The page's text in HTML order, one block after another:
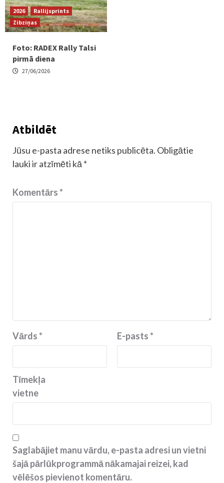
2026
Rallijsprints
Zibziņas
Foto: RADEX Rally Talsi
pirmā diena
27/06/2026
Atbildēt
Jūsu e-pasta adrese netiks publicēta. Obligātie
lauki ir atzīmēti kā *
Komentārs*
Vārds* E-pasts*
Tīmekļa
vietne
Saglabājiet manu vārdu, e-pasta adresi un vietni
šajā pārlūkprogrammā nākamajai reizei, kad
vēlēšos pievienot komentāru.